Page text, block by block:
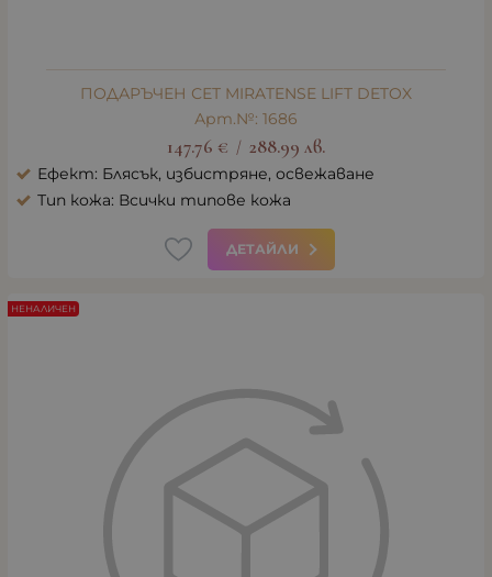
ПОДАРЪЧЕН СЕТ MIRATENSE LIFT DETOX
Арт.№: 1686
147.76 € / 288.99 лв.
Ефект: Блясък, избистряне, освежаване
Тип кожа: Всички типове кожа
ДЕТАЙЛИ
НЕНАЛИЧЕН